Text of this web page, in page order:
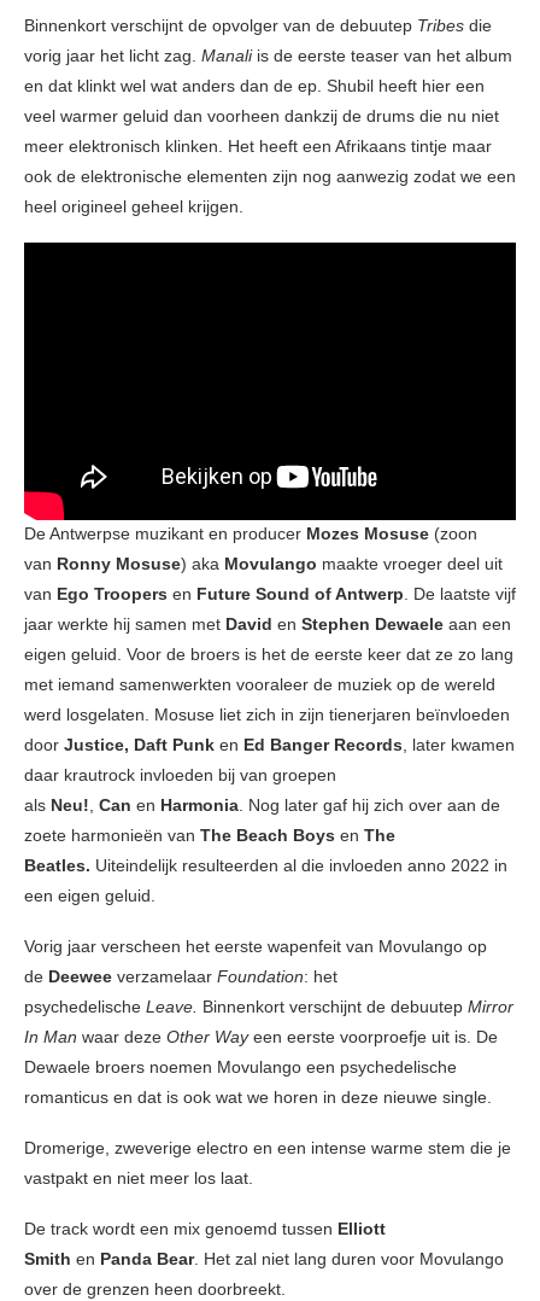
Binnenkort verschijnt de opvolger van de debuutep Tribes die
vorig jaar het licht zag. Manaliis de eerste teaser van het album
en dat klinkt wel wat anders dan de ep. Shubil heeft hier een
veel warmer geluid dan voorheen dankzij de drums die nu niet
meer elektronisch klinken. Het heeft een Afrikaans tintje maar
ook de elektronische elementen zijn nog aanwezig zodat we een
heel origineel geheel krijgen.
De Antwerpse muzikant en producer Mozes Mosuse (zoon
van Ronny Mosuse) aka Movulango maakte vroeger deel uit
van Ego Troopers en Future Sound of Antwerp. De laatste vijf
jaar werkte hij samen met David en Stephen Dewaele aan een
eigen geluid. Voor de broers is het de eerste keer dat ze zo lang
met iemand samenwerkten vooraleer de muziek op de wereld
werd losgelaten. Mosuse liet zich in zijn tienerjaren beïnvloeden
door Justice, Daft Punk en Ed Banger Records, later kwamen
daar krautrock invloeden bij van groepen
als Neu!, Can en Harmonia. Nog later gaf hij zich over aan de
zoete harmonieën van The Beach Boys en The
Beatles. Uiteindelijk resulteerden al die invloeden anno 2022 in
een eigen geluid.
Vorig jaar verscheen het eerste wapenfeit van Movulango op
de Deewee verzamelaar Foundation: het
psychedelische Leave. Binnenkort verschijnt de debuutep Mirror
In Man waar deze Other Wayeen eerste voorproefje uit is. De
Dewaele broers noemen Movulango een psychedelische
romanticus en dat is ook wat we horen in deze nieuwe single.
Dromerige, zweverige electro en een intense warme stem die je
vastpakt en niet meer los laat.
De track wordt een mix genoemd tussen Elliott
Smith en Panda Bear. Het zal niet lang duren voor Movulango
over de grenzen heen doorbreekt.